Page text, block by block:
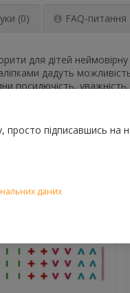
(0) FAQ-питання
для дітей
дадуть
посидючість,
підписавшись на
даних